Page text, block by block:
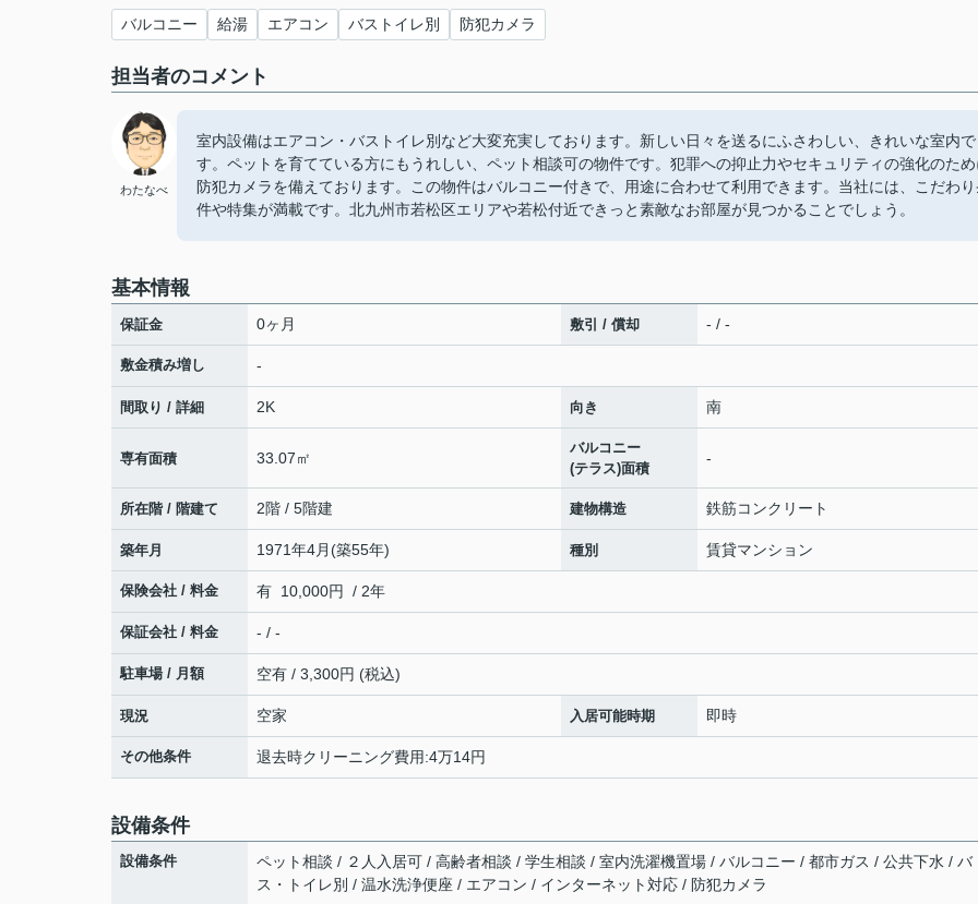
バルコニー 給湯 エアコン バストイレ別 防犯カメラ
担当者のコメント
わたなべ
室内設備はエアコン・バストイレ別など大変充実しております。新しい日々を送るにふさわしい、きれいな室内で
す。ペットを育てている方にもうれしい、ペット相談可の物件です。犯罪への抑止力やセキュリティの強化のた
防犯カメラを備えております。この物件はバルコニー付きで、用途に合わせて利用できます。当社には、こだわ
件や特集が満載です。北九州市若松区エリアや若松付近できっと素敵なお部屋が見つかることでしょう。
基本情報
保証金 0ヶ月 敷引 / 償却 - / -
敷金積み増し -
間取り / 詳細 2K 向き 南
専有面積 33.07㎡
バルコニー
(テラス)面積
-
所在階 / 階建て 2階 / 5階建 建物構造 鉄筋コンクリート
築年月 1971年4月(築55年) 種別 賃貸マンション
保険会社 / 料金 有 10,000円 / 2年
保証会社 / 料金 - / -
駐車場 / 月額 空有 / 3,300円 (税込)
現況 空家 入居可能時期 即時
その他条件 退去時クリーニング費用:4万14円
設備条件
設備条件
ペット相談 / ２人入居可 / 高齢者相談 / 学生相談 / 室内洗濯機置場 / バルコニー / 都市ガス / 公共下水 / バ
ス・トイレ別 / 温水洗浄便座 / エアコン / インターネット対応 / 防犯カメラ